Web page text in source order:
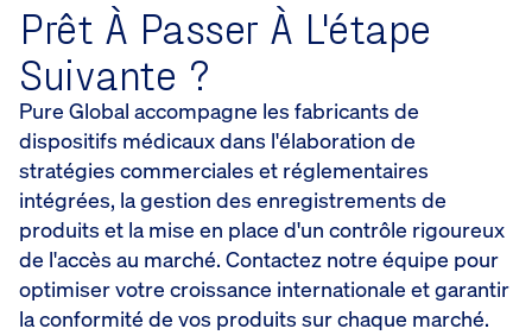
Prêt À Passer À L'étape
Suivante ?
Pure Global accompagne les fabricants de
dispositifs médicaux dans l'élaboration de
stratégies commerciales et réglementaires
intégrées, la gestion des enregistrements de
produits et la mise en place d'un contrôle rigoureux
de l'accès au marché. Contactez notre équipe pour
optimiser votre croissance internationale et garantir
la conformité de vos produits sur chaque marché.